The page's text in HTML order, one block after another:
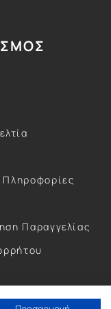
Παραγγελίας